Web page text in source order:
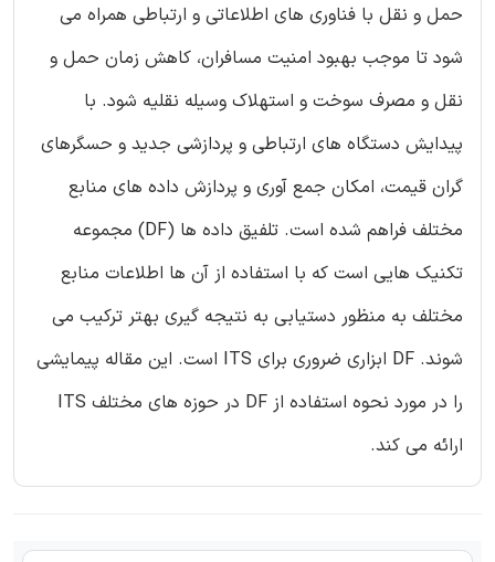
حمل و نقل با فناوری های اطلاعاتی و ارتباطی همراه می
شود تا موجب بهبود امنیت مسافران، کاهش زمان حمل و
نقل و مصرف سوخت و استهلاک وسیله نقلیه شود. با
پیدایش دستگاه های ارتباطی و پردازشی جدید و حسگرهای
گران قیمت، امکان جمع آوری و پردازش داده های منابع
مختلف فراهم شده است. تلفیق داده ها (DF) مجموعه
تکنیک هایی است که با استفاده از آن ها اطلاعات منابع
مختلف به منظور دستیابی به نتیجه گیری بهتر ترکیب می
شوند. DF ابزاری ضروری برای ITS است. این مقاله پیمایشی
را در مورد نحوه استفاده از DF در حوزه های مختلف ITS
ارائه می کند.